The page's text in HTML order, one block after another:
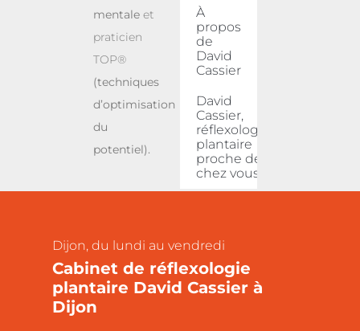
mentale et
praticien
TOP®
(techniques
d’optimisation
du
potentiel).
À
propos
de
David
Cassier
David
Cassier,
réflexologue
plantaire
proche de
chez vous
Dijon, du lundi au vendredi
Cabinet de réflexologie
plantaire David Cassier à
Dijon